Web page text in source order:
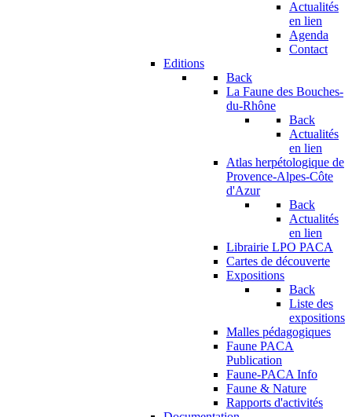
Actualités
en lien
Agenda
Contact
Editions
Back
La Faune des Bouches-
du-Rhône
Back
Actualités
en lien
Atlas herpétologique de
Provence-Alpes-Côte
d'Azur
Back
Actualités
en lien
Librairie LPO PACA
Cartes de découverte
Expositions
Back
Liste des
expositions
Malles pédagogiques
Faune PACA
Publication
Faune-PACA Info
Faune & Nature
Rapports d'activités